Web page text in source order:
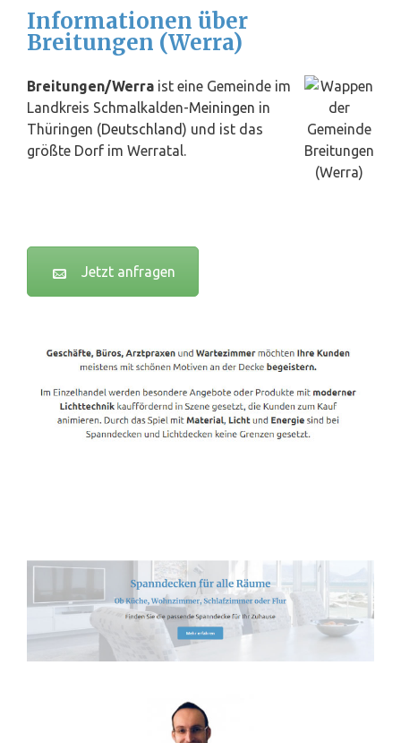
Informationen über
Breitungen (Werra)
Breitungen/Werra ist eine Gemeinde im
Landkreis Schmalkalden-Meiningen in
Thüringen (Deutschland) und ist das
größte Dorf im Werratal.
Jetzt anfragen